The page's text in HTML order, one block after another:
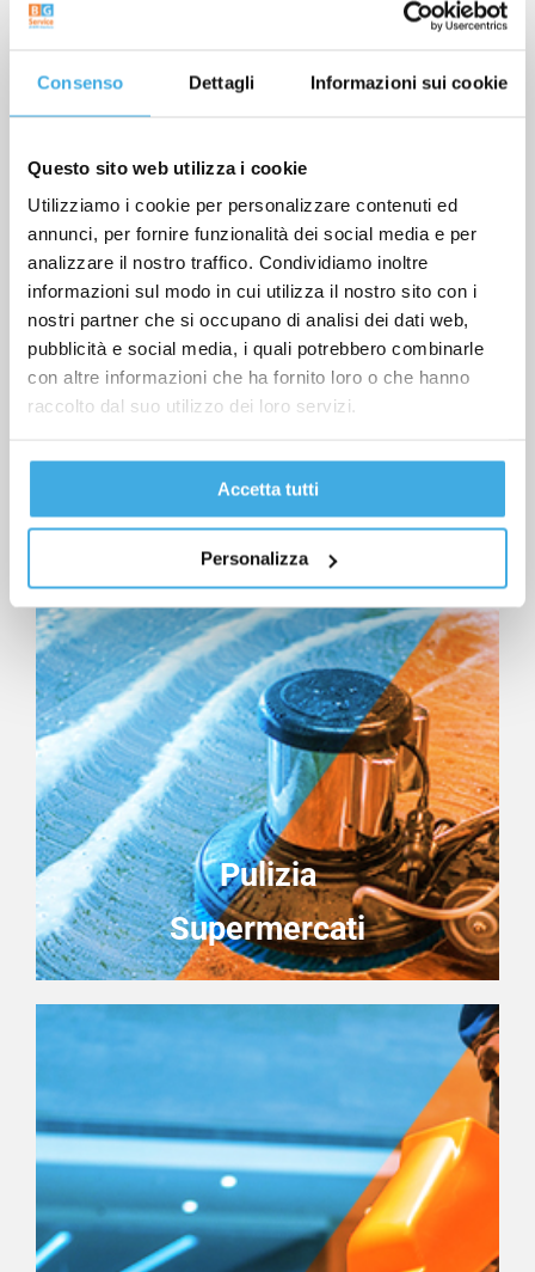
Consenso Dettagli Informazioni sui cookie
Questo sito web utilizza i cookie
Utilizziamo i cookie per personalizzare contenuti ed
annunci, per fornire funzionalità dei social media e per
analizzare il nostro traffico. Condividiamo inoltre
informazioni sul modo in cui utilizza il nostro sito con i
nostri partner che si occupano di analisi dei dati web,
pubblicità e social media, i quali potrebbero combinarle
con altre informazioni che ha fornito loro o che hanno
raccolto dal suo utilizzo dei loro servizi.
Accetta tutti
Personalizza
Pulizia
Banche
Pulizia
Supermercati